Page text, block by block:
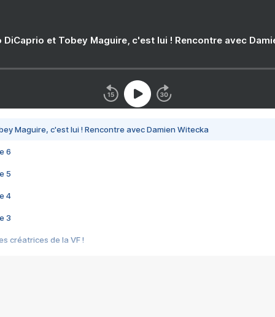
DiCaprio et Tobey Maguire, c'est lui ! Rencontre avec
Maguire, c'est lui ! Rencontre avec Damien Witecka
6
5
4
3
créatrices de la VF !